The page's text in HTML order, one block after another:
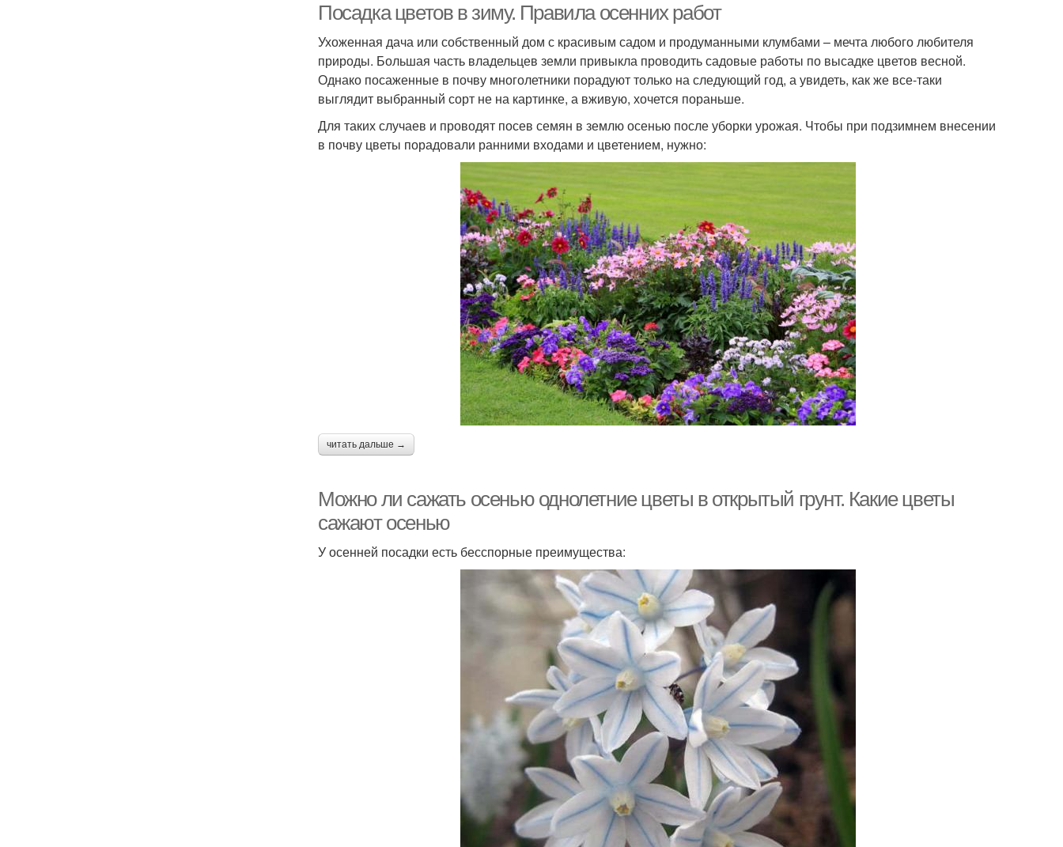
Посадка цветов в зиму. Правила осенних работ
Ухоженная дача или собственный дом с красивым садом и продуманными клумбами – мечта любого любителя
природы. Большая часть владельцев земли привыкла проводить садовые работы по высадке цветов весной.
Однако посаженные в почву многолетники порадуют только на следующий год, а увидеть, как же все-таки
выглядит выбранный сорт не на картинке, а вживую, хочется пораньше.
Для таких случаев и проводят посев семян в землю осенью после уборки урожая. Чтобы при подзимнем внесении
в почву цветы порадовали ранними входами и цветением, нужно:
читать дальше →
Можно ли сажать осенью однолетние цветы в открытый грунт. Какие цветы
сажают осенью
У осенней посадки есть бесспорные преимущества: